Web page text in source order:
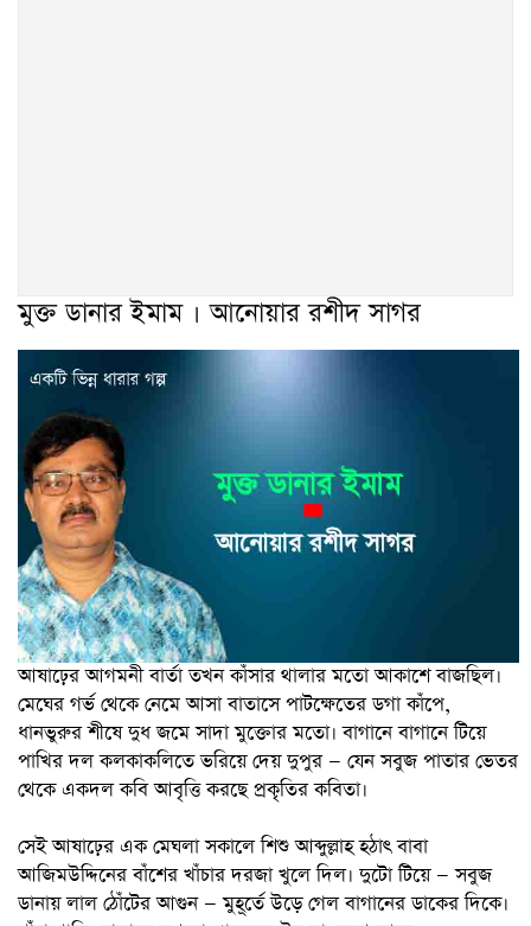
মুক্ত ডানার ইমাম । আনোয়ার রশীদ সাগর
আষাঢ়ের আগমনী বার্তা তখন কাঁসার থালার মতো আকাশে বাজছিল।
মেঘের গর্ভ থেকে নেমে আসা বাতাসে পাটক্ষেতের ডগা কাঁপে,
ধানভুরুর শীষে দুধ জমে সাদা মুক্তোর মতো। বাগানে বাগানে টিয়ে
পাখির দল কলকাকলিতে ভরিয়ে দেয় দুপুর — যেন সবুজ পাতার ভেতর
থেকে একদল কবি আবৃত্তি করছে প্রকৃতির কবিতা।
সেই আষাঢ়ের এক মেঘলা সকালে শিশু আব্দুল্লাহ হঠাৎ বাবা
আজিমউদ্দিনের বাঁশের খাঁচার দরজা খুলে দিল। দুটো টিয়ে — সবুজ
ডানায় লাল ঠোঁটের আগুন — মুহূর্তে উড়ে গেল বাগানের ডাকের দিকে।